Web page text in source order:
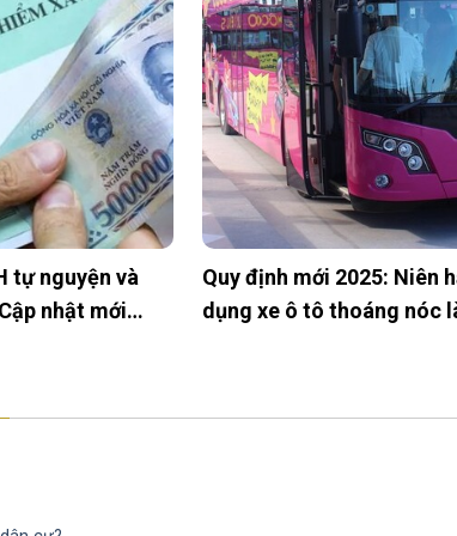
từ chối thừa
của vợ chồng
Khi ngừng đóng BHXH
hưởng BHYT không?